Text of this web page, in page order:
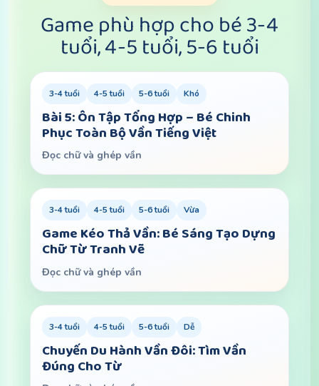
Game phù hợp cho bé 3-4
tuổi, 4-5 tuổi, 5-6 tuổi
3-4 tuổi 4-5 tuổi 5-6 tuổi Khó
Bài 5: Ôn Tập Tổng Hợp – Bé Chinh
Phục Toàn Bộ Vần Tiếng Việt
Đọc chữ và ghép vần
3-4 tuổi 4-5 tuổi 5-6 tuổi Vừa
Game Kéo Thả Vần: Bé Sáng Tạo Dựng
Chữ Từ Tranh Vẽ
Đọc chữ và ghép vần
3-4 tuổi 4-5 tuổi 5-6 tuổi Dễ
Chuyến Du Hành Vần Đôi: Tìm Vần
Đúng Cho Từ